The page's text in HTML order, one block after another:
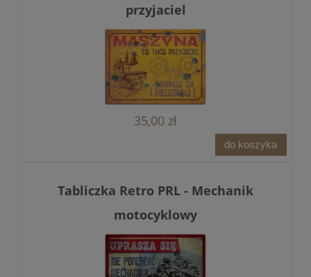
przyjaciel
35,00 zł
do koszyka
Tabliczka Retro PRL - Mechanik
motocyklowy